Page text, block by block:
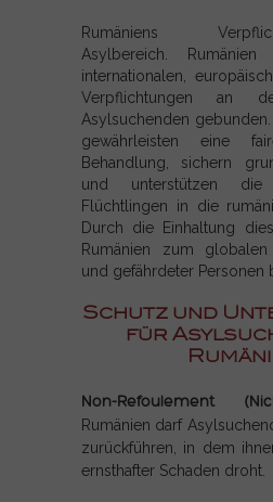
Rumäniens
Asylbereich.
internationalen,
Verpflichtungen an
Asylsuchenden
gewährleisten eine
Behandlung, sichern
und unterstützen die
Flüchtlingen in die
Durch die Einhaltung
Rumänien zum
und gefährdeter Personen
Schutz und
für
Non-Refoulement
Rumänien darf
zurückführen, in dem
ernsthafter Schaden droht.